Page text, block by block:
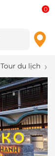
0
Tour du lịch